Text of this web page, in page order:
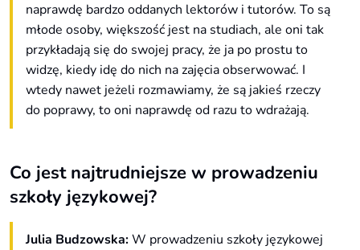
naprawdę bardzo oddanych lektorów i tutorów. To są
młode osoby, większość jest na studiach, ale oni tak
przykładają się do swojej pracy, że ja po prostu to
widzę, kiedy idę do nich na zajęcia obserwować. I
wtedy nawet jeżeli rozmawiamy, że są jakieś rzeczy
do poprawy, to oni naprawdę od razu to wdrażają.
Co jest najtrudniejsze w prowadzeniu
szkoły językowej?
Julia Budzowska:W prowadzeniu szkoły językowej